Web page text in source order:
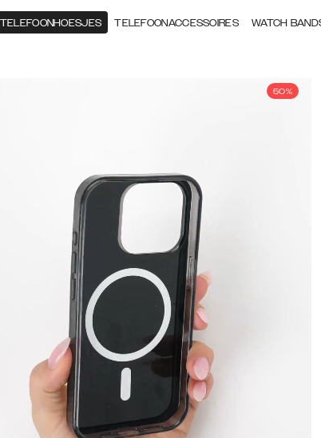
TELEFOONHOESJES TELEFOONACCESSOIRES WATCH
50%